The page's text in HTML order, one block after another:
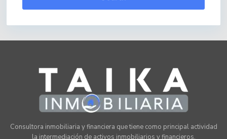
Consultora inmobiliaria y financiera que tiene como principal actividad
la intermediación de activos inmobiliarios y financieros.